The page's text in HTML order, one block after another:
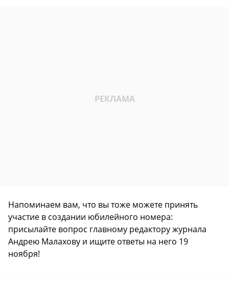
Напоминаем вам, что вы тоже можете принять
участие в создании юбилейного номера:
присылайте вопрос главному редактору журнала
Андрею Малахову и ищите ответы на него 19
ноября!